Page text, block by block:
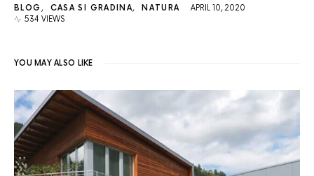
BLOG CASA SI GRADINA NATURA
APRIL 10, 2020
534 VIEWS
YOU MAY ALSO LIKE